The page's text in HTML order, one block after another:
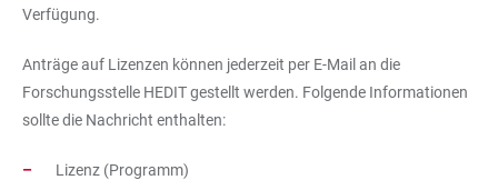
Verfügung.
Anträge auf Lizenzen können jederzeit per E-Mail an die
Forschungsstelle HEDIT gestellt werden. Folgende Informationen
sollte die Nachricht enthalten:
Lizenz (Programm)